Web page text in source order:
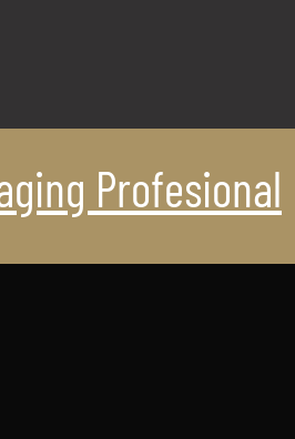
Profesional